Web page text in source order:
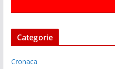
Categorie
Cronaca